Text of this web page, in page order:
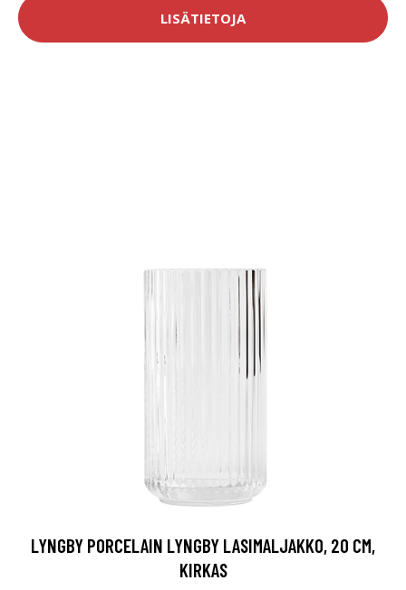
LISÄTIETOJA
LYNGBY PORCELAIN LYNGBY LASIMALJAKKO, 20 CM,
KIRKAS